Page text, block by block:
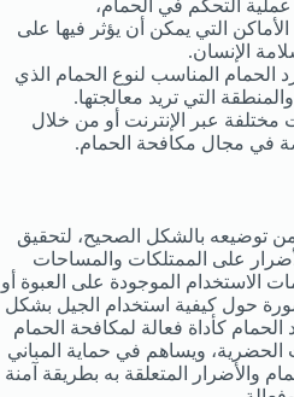
التحكم في الحمام،
التي يمكن أن يؤثر فيها على
الإنسان.
الحمام المناسب لنوع الحمام الذي
التي تريد معالجتها.
مختلفة عبر الإنترنت أو من خلال
مجال مكافحة الحمام.
توضيعه بالشكل الصحيح، لتحقيق
على الممتلكات والمساحات
الاستخدام الموجودة على العبوة أو
حول كيفية استخدام الجيل بشكل
كأداة فعالة لمكافحة الحمام
ويساهم في حماية المباني
والأضرار المتعلقة به بطريقة آمنة